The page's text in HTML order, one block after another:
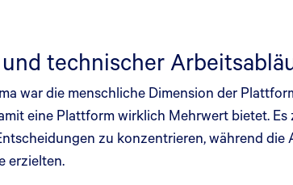
technischer
war die menschliche Dimension der
eine Plattform wirklich Mehrwert bietet.
zu konzentrieren, während
erzielten.